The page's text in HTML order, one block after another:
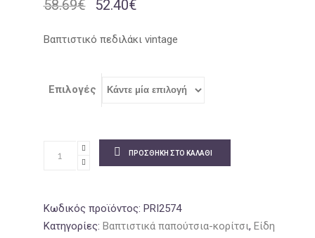
58.69€
Original
was:
52.40€Η
τιμή
Βαπτιστικό πεδιλάκι vintage
Επιλογές
ΠΡΟΣΘΉΚΗ ΣΤΟ ΚΑΛΆΘΙ
Κωδικός προϊόντος: PRI2574
Κατηγορίες: Βαπτιστικά παπούτσια-κορίτσι, Είδη